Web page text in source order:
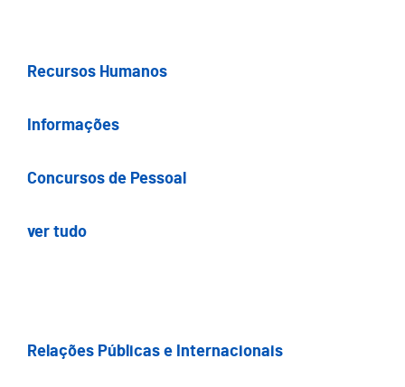
Recursos Humanos
Informações
Concursos de Pessoal
ver tudo
Relações Públicas e Internacionais